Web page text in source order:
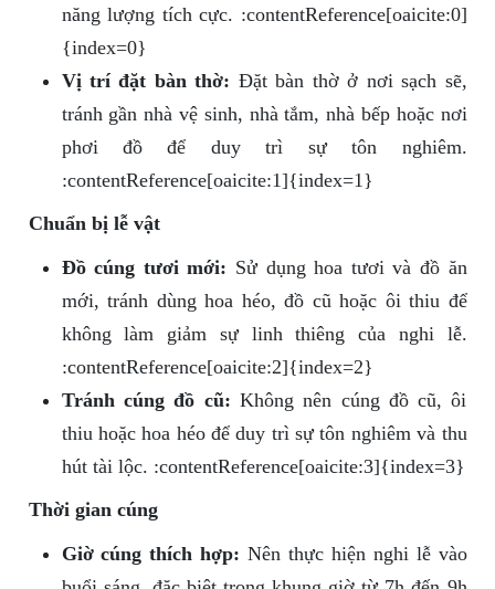
năng lượng tích cực. :contentReference[oaicite:0]
{index=0}
Vị trí đặt bàn thờ: Đặt bàn thờ ở nơi sạch sẽ,
tránh gần nhà vệ sinh, nhà tắm, nhà bếp hoặc nơi
phơi đồ để duy trì sự tôn nghiêm.
:contentReference[oaicite:1]{index=1}
Chuẩn bị lễ vật
Đồ cúng tươi mới: Sử dụng hoa tươi và đồ ăn
mới, tránh dùng hoa héo, đồ cũ hoặc ôi thiu để
không làm giảm sự linh thiêng của nghi lễ.
:contentReference[oaicite:2]{index=2}
Tránh cúng đồ cũ: Không nên cúng đồ cũ, ôi
thiu hoặc hoa héo để duy trì sự tôn nghiêm và thu
hút tài lộc. :contentReference[oaicite:3]{index=3}
Thời gian cúng
Giờ cúng thích hợp: Nên thực hiện nghi lễ vào